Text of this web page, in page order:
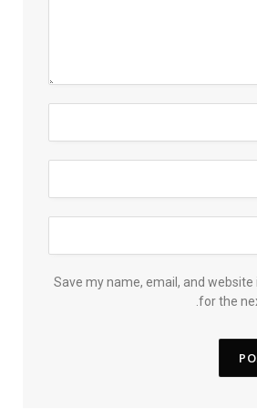
Save my name, email, and
for the